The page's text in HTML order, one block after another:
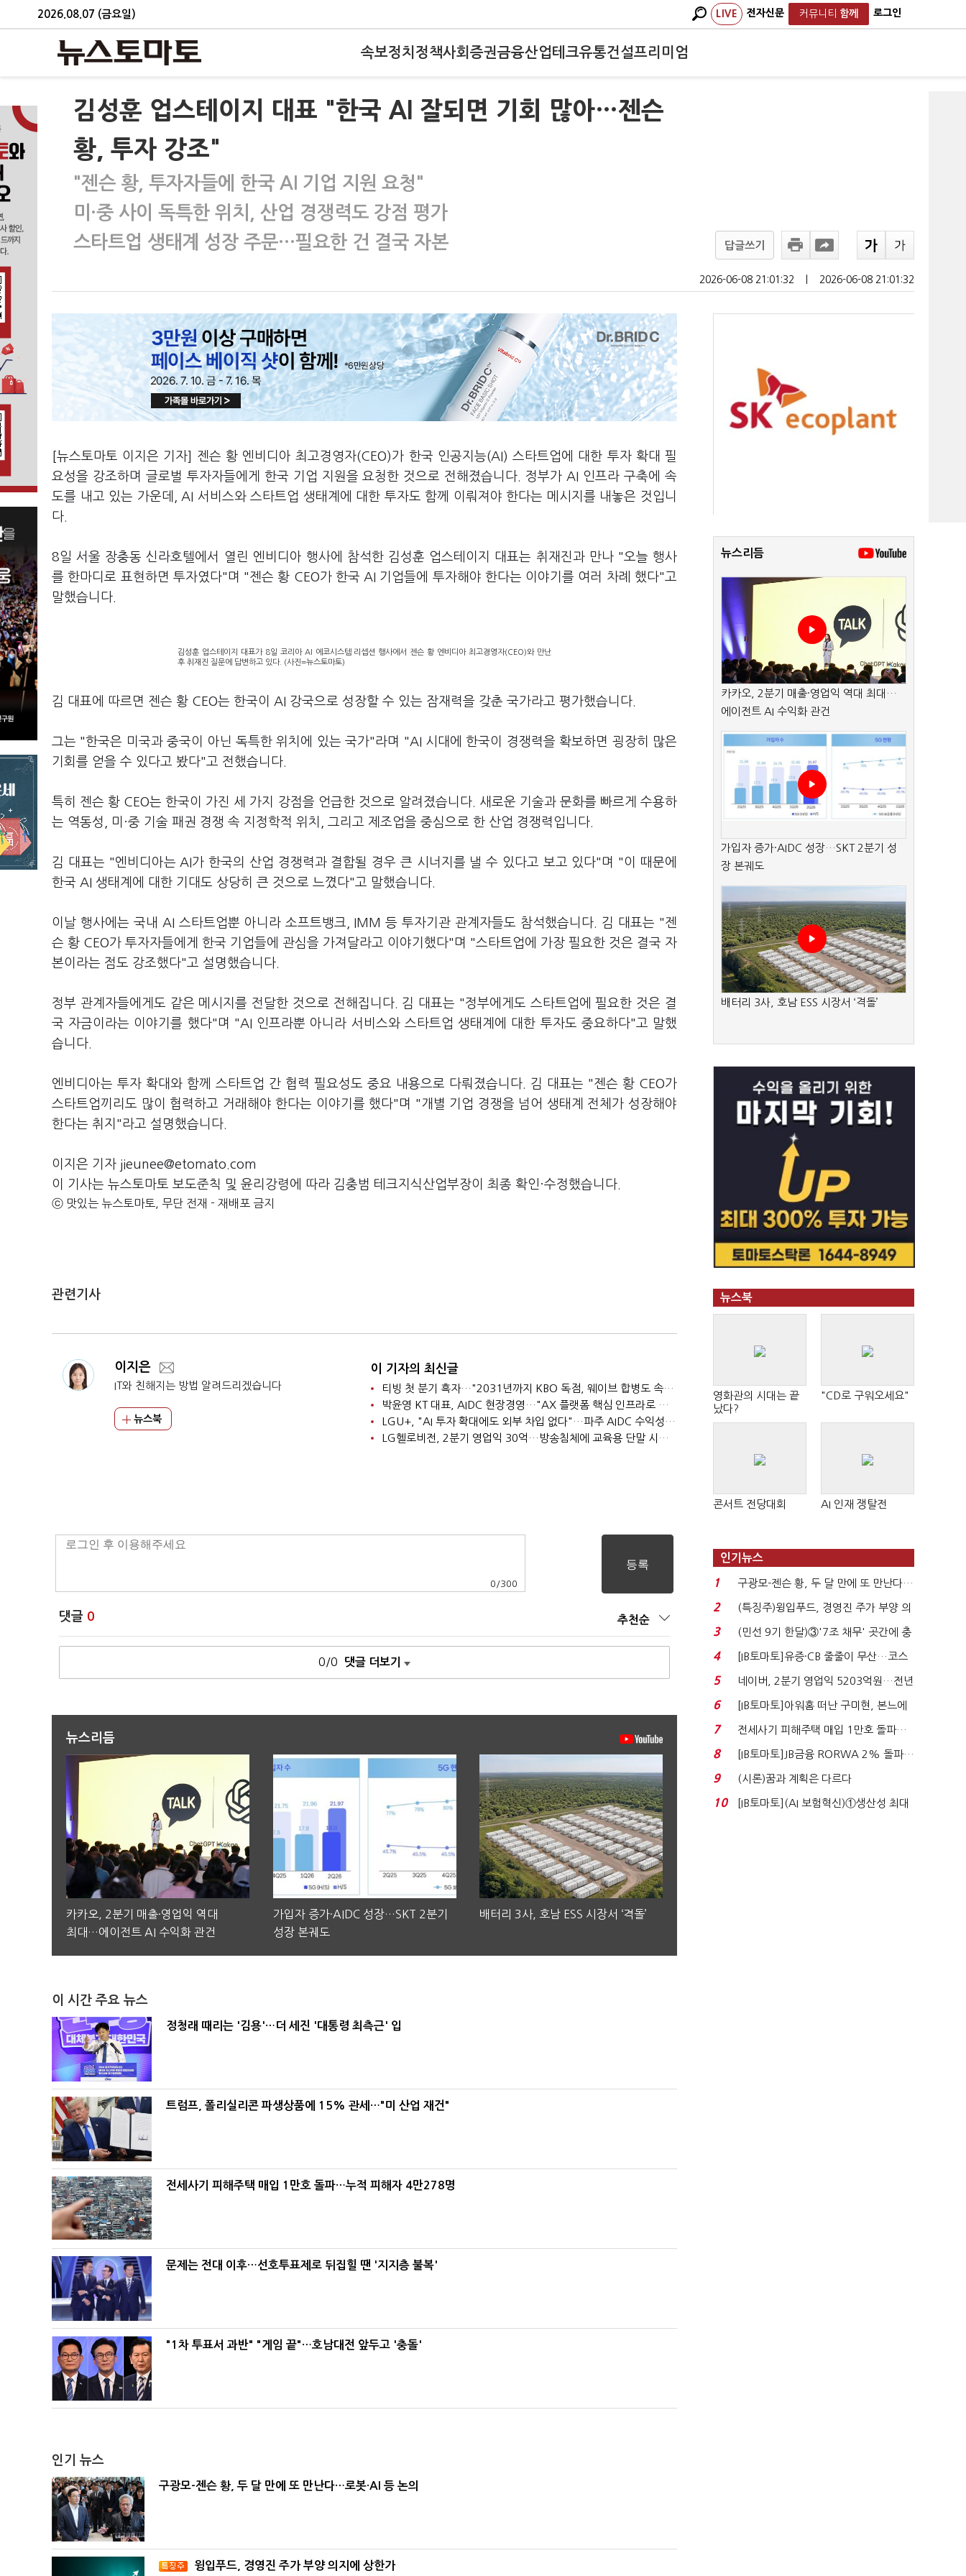
2026.08.07 (금요일) LIVE 전자신문 커뮤니티 함께 로그인
속보정치 정책사회 증권금융산업테크유통건설프리미엄
김성훈 업스테이지 대표 "한국 AI 잘되면 기회 많아…젠슨
황, 투자 강조"
"젠슨 황, 투자자들에 한국 AI 기업 지원 요청"
미·중 사이 독특한 위치, 산업 경쟁력도 강점 평가
스타트업 생태계 성장 주문…필요한 건 결국 자본
답글쓰기
2026-06-08 21:01:32 2026-06-08 21:01:32
[뉴스토마토 이지은 기자] 젠슨 황 엔비디아 최고경영자(CEO)가 한국 인공지능(AI) 스타트업에 대한 투자 확대 필
요성을 강조하며 글로벌 투자자들에게 한국 기업 지원을 요청한 것으로 전해졌습니다. 정부가 AI 인프라 구축에 속
도를 내고 있는 가운데, AI 서비스와 스타트업 생태계에 대한 투자도 함께 이뤄져야 한다는 메시지를 내놓은 것입니
다.
8일 서울 장충동 신라호텔에서 열린 엔비디아 행사에 참석한 김성훈 업스테이지 대표는 취재진과 만나 "오늘 행사
를 한마디로 표현하면 투자였다"며 "젠슨 황 CEO가 한국 AI 기업들에 투자해야 한다는 이야기를 여러 차례 했다"고
말했습니다.
김성훈 업스테이지 대표가 8일 코리아 AI 에코시스템 리셉션 행사에서 젠슨 황 엔비디아 최고경영자(CEO)와 만난
후 취재진 질문에 답변하고 있다. (사진=뉴스토마토)
김 대표에 따르면 젠슨 황 CEO는 한국이 AI 강국으로 성장할 수 있는 잠재력을 갖춘 국가라고 평가했습니다.
그는 "한국은 미국과 중국이 아닌 독특한 위치에 있는 국가"라며 "AI 시대에 한국이 경쟁력을 확보하면 굉장히 많은
기회를 얻을 수 있다고 봤다"고 전했습니다.
특히 젠슨 황 CEO는 한국이 가진 세 가지 강점을 언급한 것으로 알려졌습니다. 새로운 기술과 문화를 빠르게 수용하
는 역동성, 미·중 기술 패권 경쟁 속 지정학적 위치, 그리고 제조업을 중심으로 한 산업 경쟁력입니다.
김 대표는 "엔비디아는 AI가 한국의 산업 경쟁력과 결합될 경우 큰 시너지를 낼 수 있다고 보고 있다"며 "이 때문에
한국 AI 생태계에 대한 기대도 상당히 큰 것으로 느꼈다"고 말했습니다.
이날 행사에는 국내 AI 스타트업뿐 아니라 소프트뱅크, IMM 등 투자기관 관계자들도 참석했습니다. 김 대표는 "젠
슨 황 CEO가 투자자들에게 한국 기업들에 관심을 가져달라고 이야기했다"며 "스타트업에 가장 필요한 것은 결국 자
본이라는 점도 강조했다"고 설명했습니다.
정부 관계자들에게도 같은 메시지를 전달한 것으로 전해집니다. 김 대표는 "정부에게도 스타트업에 필요한 것은 결
국 자금이라는 이야기를 했다"며 "AI 인프라뿐 아니라 서비스와 스타트업 생태계에 대한 투자도 중요하다"고 말했
습니다.
엔비디아는 투자 확대와 함께 스타트업 간 협력 필요성도 중요 내용으로 다뤄졌습니다. 김 대표는 "젠슨 황 CEO가
스타트업끼리도 많이 협력하고 거래해야 한다는 이야기를 했다"며 "개별 기업 경쟁을 넘어 생태계 전체가 성장해야
한다는 취지"라고 설명했습니다.
이지은 기자 jieunee@etomato.com
이 기사는 뉴스토마토 보도준칙 및 윤리강령에 따라 김충범 테크지식산업부장이 최종 확인·수정했습니다.
ⓒ 맛있는 뉴스토마토, 무단 전재 - 재배포 금지
관련기사
이지은
IT와 친해지는 방법 알려드리겠습니다
뉴스북
이 기자의 최신글
티빙 첫 분기 흑자…"2031년까지 KBO 독점, 웨이브 합병도 속도"
박윤영 KT 대표, AIDC 현장경영…"AX 플랫폼 핵심 인프라로 키운다"
LGU+, "AI 투자 확대에도 외부 차입 없다"…파주 AIDC 수익성 자신
LG헬로비전, 2분기 영업익 30억…방송침체에 교육용 단말 시장도 축소
0 /300
댓글 0 추천순
0/0 댓글 더보기
뉴스리듬
카카오, 2분기 매출·영업익 역대
최대…에이전트 AI 수익화 관건
가입자 증가·AIDC 성장…SKT 2분기
성장 본궤도
배터리 3사, 호남 ESS 시장서 ‘격돌’
이 시간 주요 뉴스
정청래 때리는 '김용'…더 세진 '대통령 최측근' 입
트럼프, 폴리실리콘 파생상품에 15% 관세…"미 산업 재건"
전세사기 피해주택 매입 1만호 돌파…누적 피해자 4만278명
문제는 전대 이후…선호투표제로 뒤집힐 땐 '지지층 불복'
"1차 투표서 과반" "게임 끝"…호남대전 앞두고 '충돌'
인기 뉴스
구광모-젠슨 황, 두 달 만에 또 만난다…로봇·AI 등 논의
윙입푸드, 경영진 주가 부양 의지에 상한가
뉴스리듬
카카오, 2분기 매출·영업익 역대 최대…
에이전트 AI 수익화 관건
가입자 증가·AIDC 성장…SKT 2분기 성
장 본궤도
배터리 3사, 호남 ESS 시장서 ‘격돌’
뉴스북
영화관의 시대는 끝
났다?
"CD로 구워오세요"
콘서트 전당대회 AI 인재 쟁탈전
인기뉴스
1
구광모-젠슨 황, 두 달 만에 또 만난다…
로봇·AI 등 논...
2
(특징주)윙입푸드, 경영진 주가 부양 의
지에 상한가...
3
(민선 9기 한달)③'7조 채무' 곳간에 충
격…추미애, 20년...
4
[IB토마토]유증·CB 줄줄이 무산…코스
닥 벌점 급증에 ...
5
네이버, 2분기 영업익 5203억원…전년
비 0.2% 감소...
6
[IB토마토]아워홈 떠난 구미현, 본느에
340억 베팅…가...
7
전세사기 피해주택 매입 1만호 돌파…
누적 피해자 4만2...
8
[IB토마토]JB금융 RORWA 2% 돌파…
실적 견인은 은행 ...
9 (시론)꿈과 계획은 다르다
10
[IB토마토](AI 보험혁신)①생산성 최대